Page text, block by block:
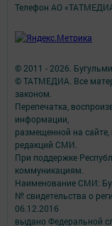
© 2011 - 2026.
© ТАТМЕДИА. Все
законом.
Перепечатка,
информации,
размещенной на
редакций СМИ.
При поддержке
коммуникациям.
Наименование СМИ:
№ свидетельства о
06.12.2016
выдано Федеральной
Телефон АО